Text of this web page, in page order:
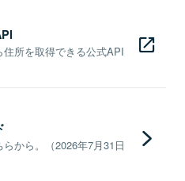
所を取得できる公式API
から。（2026年7月31日